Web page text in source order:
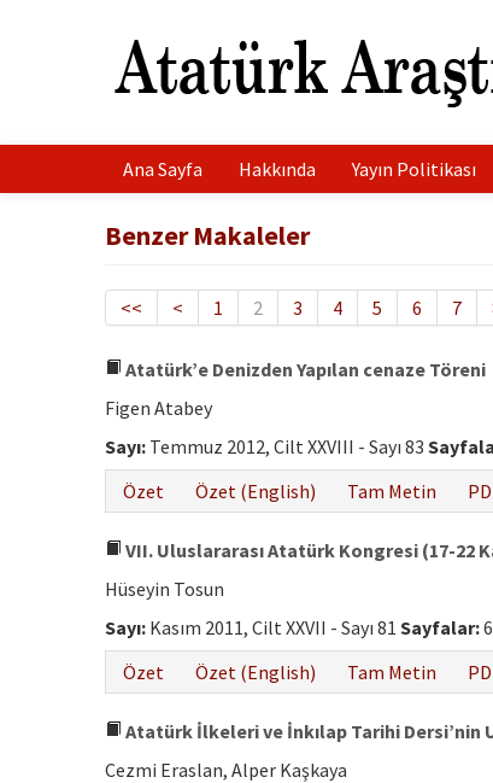
Ana Sayfa Hakkında Yayın Politikası
Benzer Makaleler
<< < 1 2 3 4 5 6 7
Atatürk’e Denizden Yapılan cenaze Töreni
Figen Atabey
Sayı: Temmuz 2012, Cilt XXVIII - Sayı 83
Özet
Özet (English) Tam Metin
VII. Uluslararası Atatürk Kongresi (17-22
Hüseyin Tosun
Sayı: Kasım 2011, Cilt XXVII - Sayı 81 Sayfalar:
Özet
Özet (English) Tam Metin
Atatürk İlkeleri ve İnkılap Tarihi Dersi’nin
Cezmi Eraslan, Alper Kaşkaya